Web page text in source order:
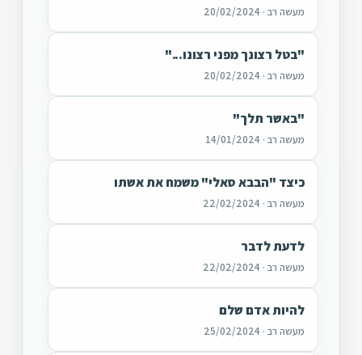
מעשה רב · 20/02/2024
"בטל רצונך מפני רצונו..."
מעשה רב · 20/02/2024
"באשר תלך"
מעשה רב · 14/01/2024
כיצד "הבבא סאלי" משמח את אשתו
מעשה רב · 22/02/2024
לדעת לדבר
מעשה רב · 22/02/2024
להיות אדם שלם
מעשה רב · 25/02/2024